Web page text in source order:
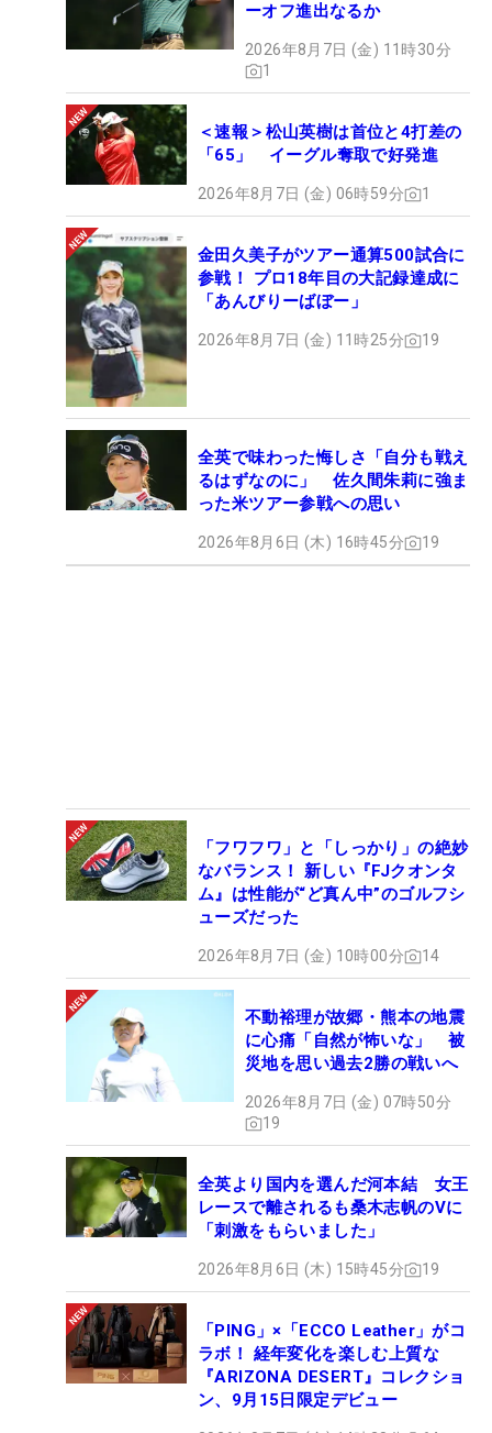
ーオフ進出なるか
2026年8月7日 (金) 11時30分
1
＜速報＞松山英樹は首位と4打差の
「65」 イーグル奪取で好発進
2026年8月7日 (金) 06時59分 1
金田久美子がツアー通算500試合に
参戦！ プロ18年目の大記録達成に
「あんびりーばぼー」
2026年8月7日 (金) 11時25分 19
全英で味わった悔しさ「自分も戦え
るはずなのに」 佐久間朱莉に強ま
った米ツアー参戦への思い
2026年8月6日 (木) 16時45分 19
「フワフワ」と「しっかり」の絶妙
なバランス！ 新しい『FJクオンタ
ム』は性能が“ど真ん中”のゴルフシ
ューズだった
2026年8月7日 (金) 10時00分 14
不動裕理が故郷・熊本の地震
に心痛「自然が怖いな」 被
災地を思い過去2勝の戦いへ
2026年8月7日 (金) 07時50分
19
全英より国内を選んだ河本結 女王
レースで離されるも桑木志帆のVに
「刺激をもらいました」
2026年8月6日 (木) 15時45分 19
「PING」×「ECCO Leather」がコ
ラボ！ 経年変化を楽しむ上質な
『ARIZONA DESERT』コレクショ
ン、9月15日限定デビュー